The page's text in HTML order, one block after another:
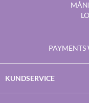
PAYMENTS
KUNDSERVICE